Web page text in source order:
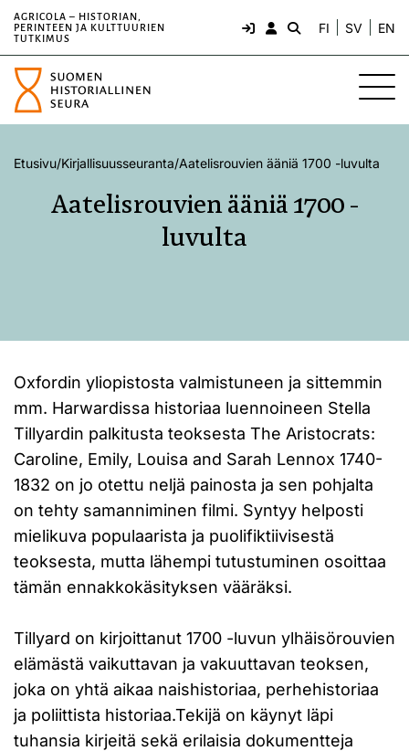
AGRICOLA – HISTORIAN,
PERINTEEN JA KULTTUURIEN
TUTKIMUS
FI SV EN
Etusivu/Kirjallisuusseuranta/Aatelisrouvien ääniä 1700 -luvulta
Aatelisrouvien ääniä 1700 -
luvulta
Oxfordin yliopistosta valmistuneen ja sittemmin
mm. Harwardissa historiaa luennoineen Stella
Tillyardin palkitusta teoksesta The Aristocrats:
Caroline, Emily, Louisa and Sarah Lennox 1740-
1832 on jo otettu neljä painosta ja sen pohjalta
on tehty samanniminen filmi. Syntyy helposti
mielikuva populaarista ja puolifiktiivisestä
teoksesta, mutta lähempi tutustuminen osoittaa
tämän ennakkokäsityksen vääräksi.
Tillyard on kirjoittanut 1700 -luvun ylhäisörouvien
elämästä vaikuttavan ja vakuuttavan teoksen,
joka on yhtä aikaa naishistoriaa, perhehistoriaa
ja poliittista historiaa.Tekijä on käynyt läpi
tuhansia kirjeitä sekä erilaisia dokumentteja